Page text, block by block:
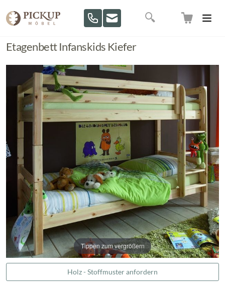
Suche
Etagenbett Infanskids Kiefer
Tippen zum vergrößern
Holz - Stoffmuster anfordern